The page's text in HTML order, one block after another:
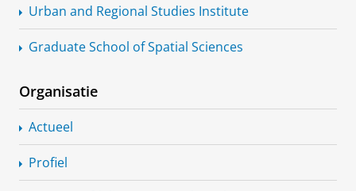
Urban and Regional Studies Institute
Graduate School of Spatial Sciences
Organisatie
Actueel
Profiel